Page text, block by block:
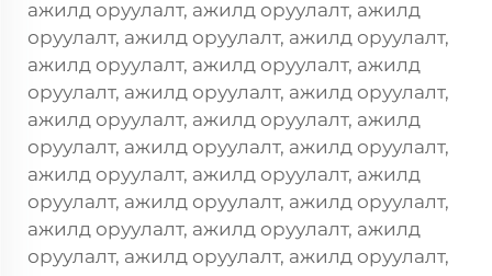
ажилд оруулалт, ажилд оруулалт, ажилд
оруулалт, ажилд оруулалт, ажилд оруулалт,
ажилд оруулалт, ажилд оруулалт, ажилд
оруулалт, ажилд оруулалт, ажилд оруулалт,
ажилд оруулалт, ажилд оруулалт, ажилд
оруулалт, ажилд оруулалт, ажилд оруулалт,
ажилд оруулалт, ажилд оруулалт, ажилд
оруулалт, ажилд оруулалт, ажилд оруулалт,
ажилд оруулалт, ажилд оруулалт, ажилд
оруулалт, ажилд оруулалт, ажилд оруулалт,